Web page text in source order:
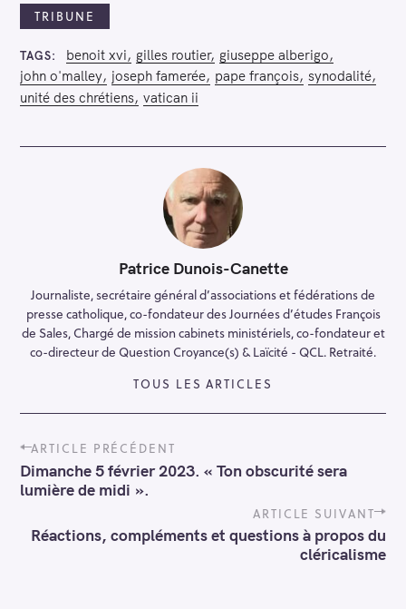
TRIBUNE
TAGS benoit xvi gilles routier
giuseppe alberigo
john o'malley joseph famerée pape françois synodalité
unité des chrétiens vatican ii
Patrice Dunois-Canette
Journaliste, secrétaire général d’associations et fédérations de
presse catholique, co-fondateur des Journées d’études François
de Sales, Chargé de mission cabinets ministériels, co-fondateur et
co-directeur de Question Croyance(s) & Laïcité - QCL. Retraité.
TOUS LES ARTICLES
P
o
s
t
ARTICLE PRÉCÉDENT
Dimanche 5 février 2023. « Ton obscurité sera
lumière de midi ».
ARTICLE SUIVANT
Réactions, compléments et questions à propos du
cléricalisme